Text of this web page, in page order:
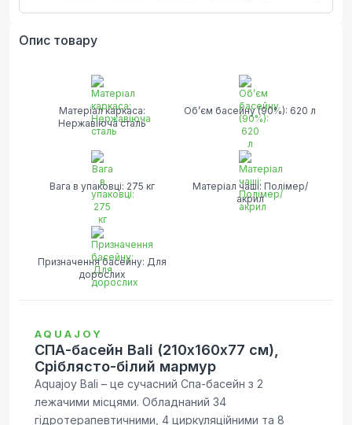
Опис товару
Матеріал каркаса:
Нержавіюча сталь
Об’єм басейну (90%): 620 л
Вага в упаковці: 275 кг
Матеріал чаші: Полімер/
акрил
Призначення басейну: Для
дорослих
AQUAJOY
СПА-басейн Bali (210х160х77 см),
Сріблясто-білий мармур
Aquajoy Bali – це сучасний Спа-басейн з 2
лежачими місцями. Обладнаний 34
гідротерапевтичними, 4 циркуляційними та 8